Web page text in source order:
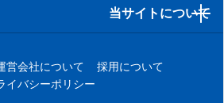
当サイトについて
営会社について
採用について
イバシーポリシー